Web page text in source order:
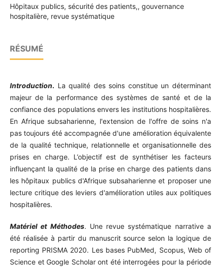
Hôpitaux publics, sécurité des patients,, gouvernance
hospitalière, revue systématique
RÉSUMÉ
Introduction. La qualité des soins constitue un déterminant
majeur de la performance des systèmes de santé et de la
confiance des populations envers les institutions hospitalières.
En Afrique subsaharienne, l'extension de l'offre de soins n'a
pas toujours été accompagnée d'une amélioration équivalente
de la qualité technique, relationnelle et organisationnelle des
prises en charge. L’objectif est de synthétiser les facteurs
influençant la qualité de la prise en charge des patients dans
les hôpitaux publics d'Afrique subsaharienne et proposer une
lecture critique des leviers d'amélioration utiles aux politiques
hospitalières.
Matériel et Méthodes. Une revue systématique narrative a
été réalisée à partir du manuscrit source selon la logique de
reporting PRISMA 2020. Les bases PubMed, Scopus, Web of
Science et Google Scholar ont été interrogées pour la période